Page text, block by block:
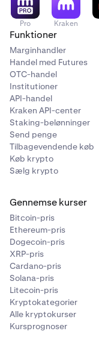
Pro Kraken
Funktioner
Marginhandler
Handel med Futures
OTC-handel
Institutioner
API-handel
Kraken API-center
Staking-belønninger
Send penge
Tilbagevendende køb
Køb krypto
Sælg krypto
Gennemse kurser
Bitcoin-pris
Ethereum-pris
Dogecoin-pris
XRP-pris
Cardano-pris
Solana-pris
Litecoin-pris
Kryptokategorier
Alle kryptokurser
Kursprognoser